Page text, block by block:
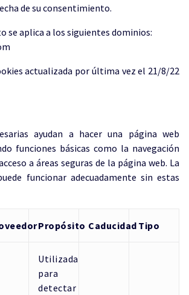
de su consentimiento.
se aplica a los siguientes dominios:
actualizada por última vez el 21/8/22
ayudan a hacer una página web
funciones básicas como la navegación
a áreas seguras de la página web. La
funcionar adecuadamente sin estas
Propósito Caducidad Tipo
Utilizada
para
detectar